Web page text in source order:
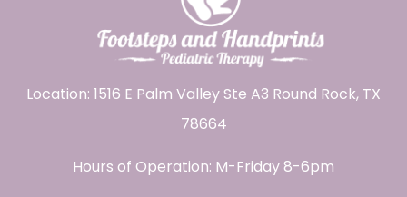
Location: 1516 E Palm Valley Ste A3 Round Rock, TX
78664
Hours of Operation: M-Friday 8-6pm